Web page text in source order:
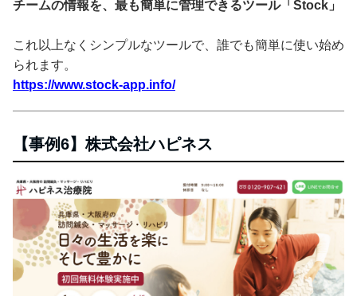
チームの情報を、最も簡単に管理できるツール「Stock」
これ以上なくシンプルなツールで、誰でも簡単に使い始め
られます。
https://www.stock-app.info/
【事例6】株式会社ハピネス